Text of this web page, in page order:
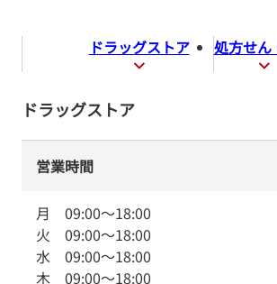
ドラッグストア 処方せん
ドラッグストア
営業時間
月 09:00～18:00
火 09:00～18:00
水 09:00～18:00
木 09:00～18:00